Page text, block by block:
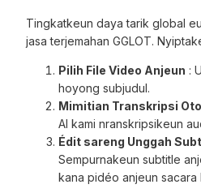
Tingkatkeun daya tarik global
jasa terjemahan GGLOT.
Pilih File Video Anjeun :
hoyong subjudul.
Mimitian Transkripsi
AI kami nranskripsikeun
Édit sareng Unggah
Sempurnakeun subtitle
kana pidéo anjeun sacara